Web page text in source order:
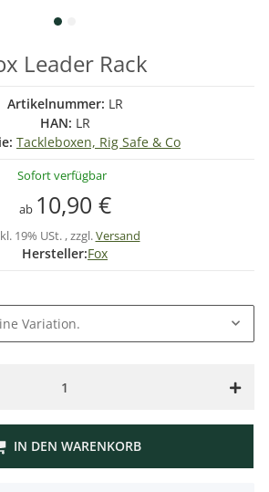
Leader Rack
Artikelnummer: LR
HAN: LR
Tackleboxen, Rig Safe & Co
Sofort verfügbar
ab 10,90 €
19% USt. , zzgl.Versand
Hersteller:Fox
Variation.
IN DEN WARENKORB